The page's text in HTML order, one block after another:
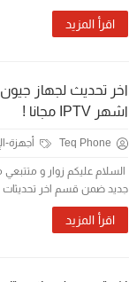
اقرأ المزيد
اشهر IPTV مجانا !
Teq Phone أجهزة-
جديد ضمن قسم اخر تحديثات
اقرأ المزيد